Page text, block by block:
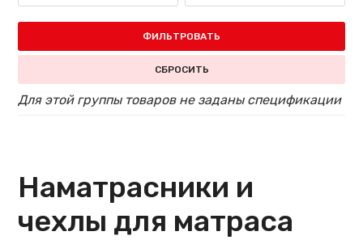
ФИЛЬТРОВАТЬ
СБРОСИТЬ
Для этой группы товаров не заданы спецификации
Наматрасники и
чехлы для матраса